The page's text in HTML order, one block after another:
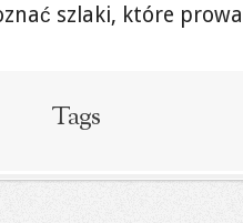
szlaki, które
Tags